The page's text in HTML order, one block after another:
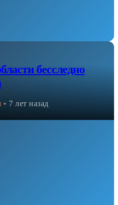
бесследно
• 7 лет назад